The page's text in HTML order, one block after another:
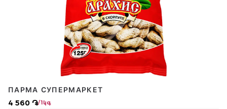
4 560 ֏/ 1կգ
ПАРМА СУПЕРМАРКЕТ